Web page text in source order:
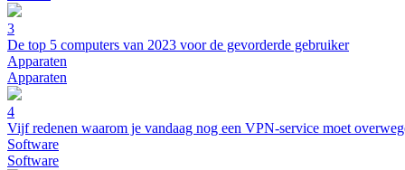
3
De top 5 computers van 2023 voor de gevorderde gebruiker
Apparaten
Apparaten
4
Vijf redenen waarom je vandaag nog een VPN-service moet
Software
Software